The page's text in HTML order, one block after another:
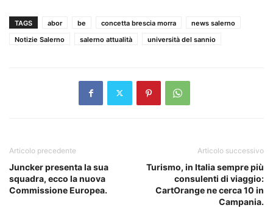
TAGS abor be concetta brescia morra
news salerno
Notizie Salerno
salerno attualità università del sannio
Articolo precedente
Juncker presenta la sua
squadra, ecco la nuova
Commissione Europea.
Articolo successivo
Turismo, in Italia sempre più
consulenti di viaggio:
CartOrange ne cerca 10 in
Campania.